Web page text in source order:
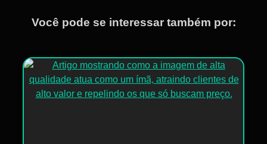
Você pode se interessar também por: